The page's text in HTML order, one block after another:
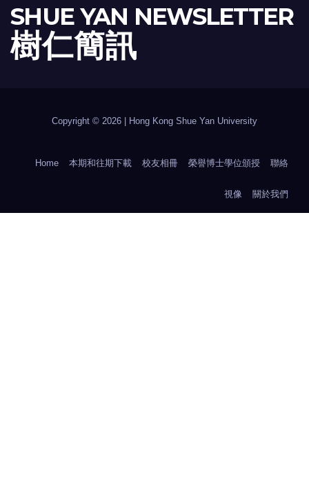
SHUE YAN NEWSLETTER
樹 仁 簡 訊
Copyright © 2026 | Hong Kong Shue Yan University
Home 本期和往期下載 校友相冊 榮譽博士學位頒授 聯絡
視像 關於我們